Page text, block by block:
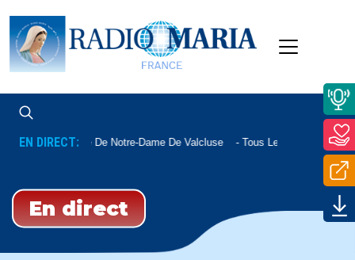
EN DIRECT:Messe De Notre-Dame De Valcluse Tous Les Vendredis À
En direct